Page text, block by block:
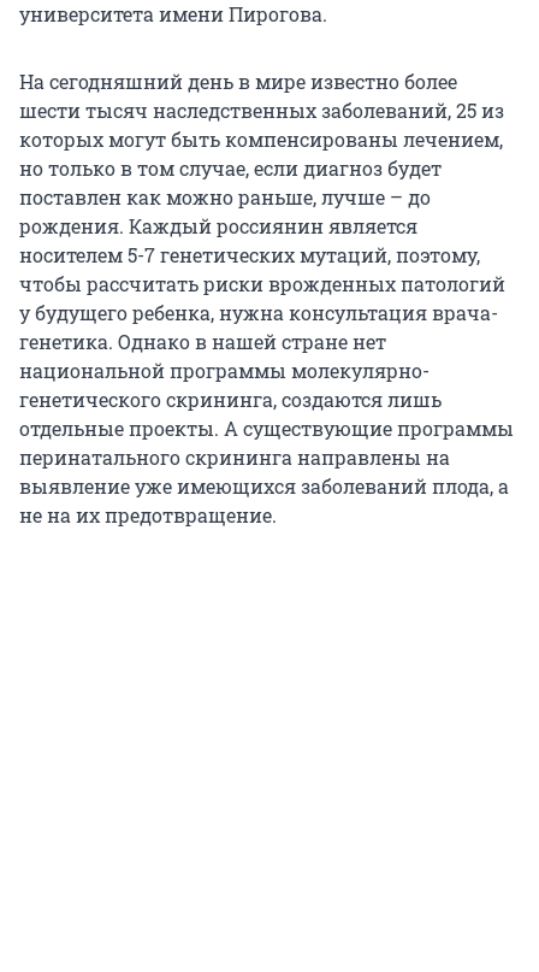
университета имени Пирогова.
На сегодняшний день в мире известно более
шести тысяч наследственных заболеваний, 25 из
которых могут быть компенсированы лечением,
но только в том случае, если диагноз будет
поставлен как можно раньше, лучше – до
рождения. Каждый россиянин является
носителем 5-7 генетических мутаций, поэтому,
чтобы рассчитать риски врожденных патологий
у будущего ребенка, нужна консультация врача-
генетика. Однако в нашей стране нет
национальной программы молекулярно-
генетического скрининга, создаются лишь
отдельные проекты. А существующие программы
перинатального скрининга направлены на
выявление уже имеющихся заболеваний плода, а
не на их предотвращение.